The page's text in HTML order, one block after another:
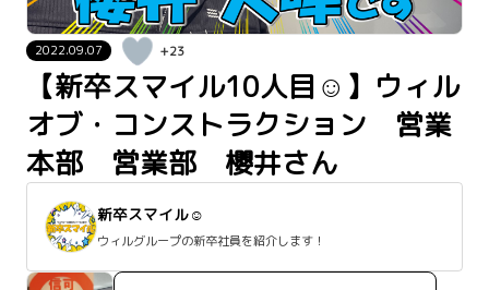
2022.09.07 +23
【新卒スマイル10人目☺】ウィル
オブ・コンストラクション 営業
本部 営業部 櫻井さん
新卒スマイル☺
ウィルグループの新卒社員を紹介します！